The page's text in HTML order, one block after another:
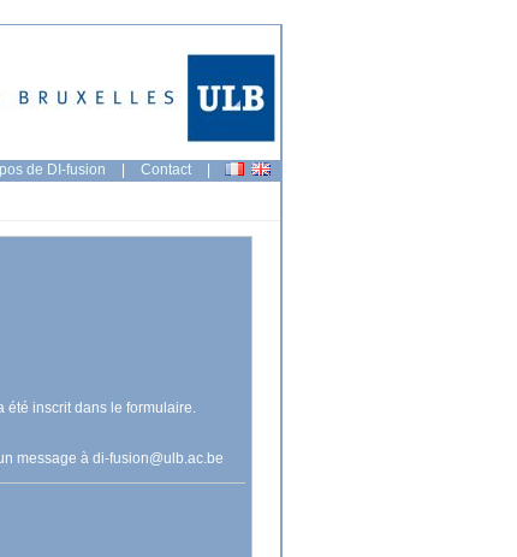
de DI-fusion | Contact |
été inscrit dans le formulaire.
message à di-fusion@ulb.ac.be